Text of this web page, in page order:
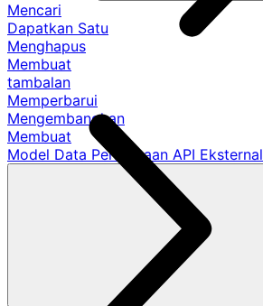
Mencari
Dapatkan Satu
Menghapus
Membuat
tambalan
Memperbarui
Mengembangkan
Membuat
Model Data Permintaan API Eksternal